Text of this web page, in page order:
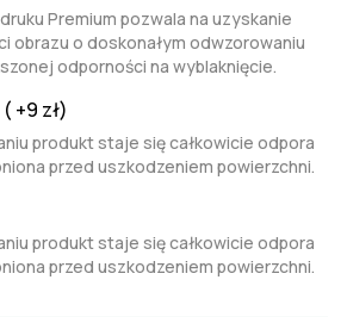
Premium pozwala na uzyskanie
obrazu o doskonałym odwzorowaniu
odporności na wyblaknięcie.
+9 zł)
produkt staje się całkowicie odpora
przed uszkodzeniem powierzchni.
produkt staje się całkowicie odpora
przed uszkodzeniem powierzchni.